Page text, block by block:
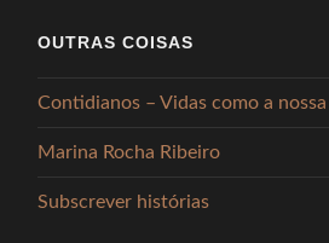
OUTRAS COISAS
Contidianos – Vidas como a nossa
Marina Rocha Ribeiro
Subscrever histórias